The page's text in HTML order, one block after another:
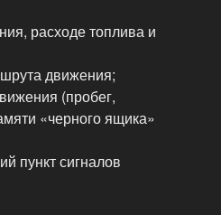
расходе топлива и
движения;
(пробег,
«черного ящика»
пункт сигналов